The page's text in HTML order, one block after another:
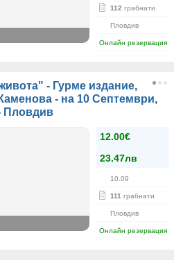
112 грабнати
Пловдив
Онлайн резервация
- Гурме издание,
- на 10 Септември,
Пловдив
12.00€
23.47лв
10.09
111 грабнати
Пловдив
Онлайн резервация